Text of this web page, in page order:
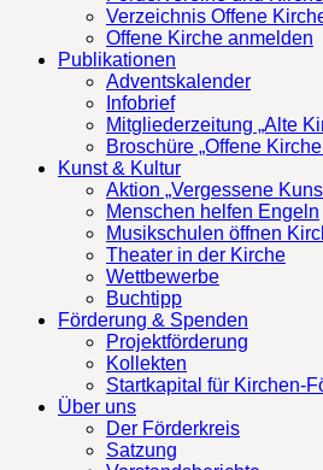
Verzeichnis Offene
Offene Kirche anmelden
Publikationen
Adventskalender
Infobrief
Mitgliederzeitung „Alte
Broschüre „Offene
Kunst & Kultur
Aktion „Vergessene
Menschen helfen Engeln
Musikschulen öffnen
Theater in der Kirche
Wettbewerbe
Buchtipp
Förderung & Spenden
Projektförderung
Kollekten
Startkapital für Kirchen-
Über uns
Der Förderkreis
Satzung